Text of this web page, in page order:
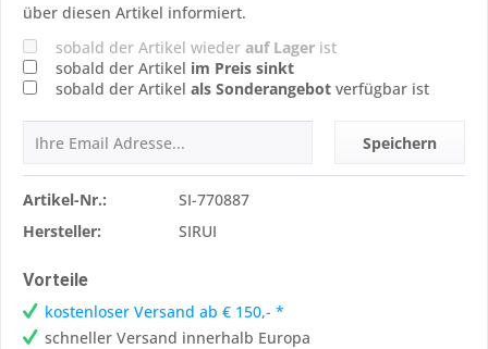
über diesen Artikel informiert.
sobald der Artikel wieder auf Lager ist
sobald der Artikel im Preis sinkt
sobald der Artikel als Sonderangebot verfügbar ist
Speichern
Artikel-Nr.:
SI-770887
Hersteller:
SIRUI
Vorteile
kostenloser Versand ab € 150,- *
schneller Versand innerhalb Europa